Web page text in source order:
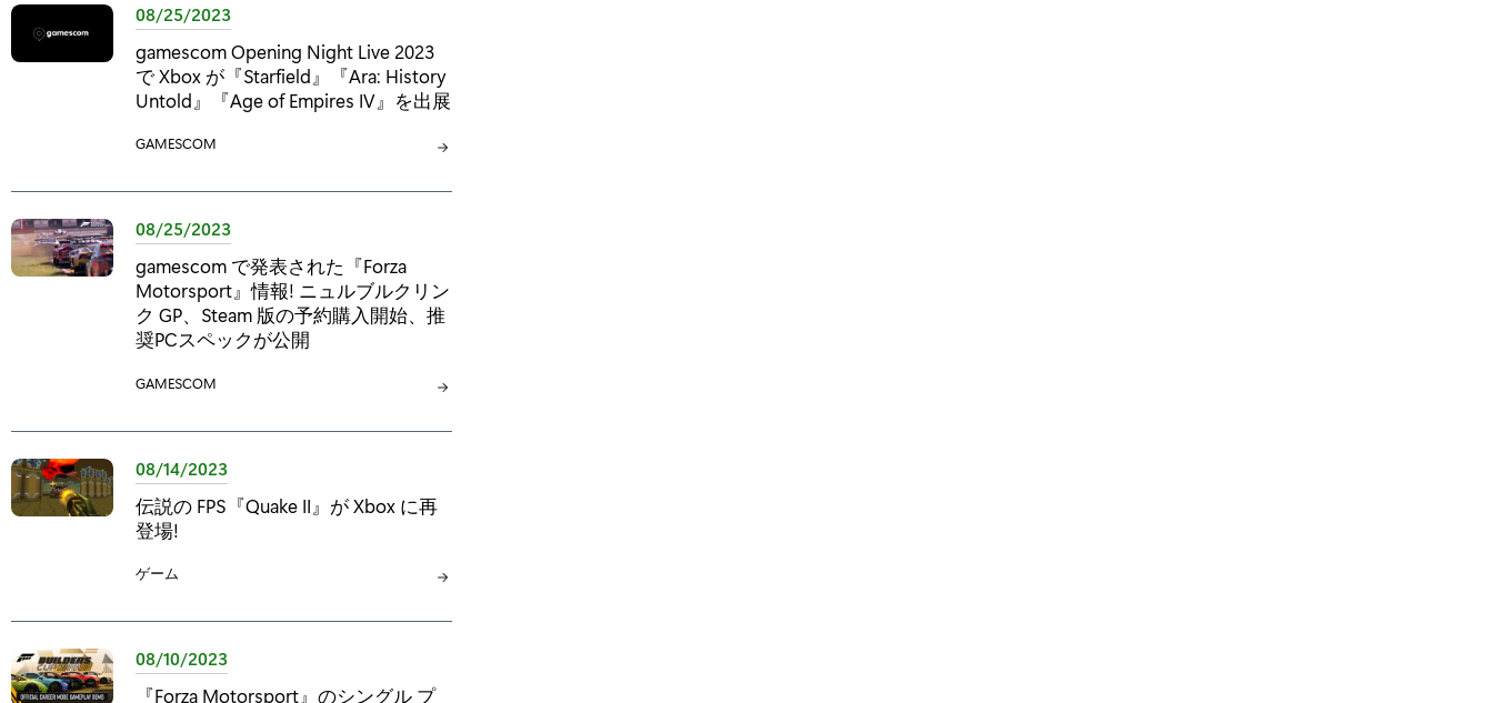
:
08/25/2023
gamescom Opening Night Live 2023
で Xbox が『Starfield』『Ara: History
Untold』『Age of Empires IV』を出展
カ
ゴ
:
GAMESCOM
08/25/2023
gamescom で発表された『Forza
Motorsport』情報! ニュルブルクリン
ク GP、Steam 版の予約購入開始、推
奨PCスペックが公開
カ
ゴ
:
GAMESCOM
08/14/2023
伝説の FPS『Quake II』が Xbox に再
登場!
カ
ゴ
:
ゲーム
08/10/2023
『Forza Motorsport』のシングル プ